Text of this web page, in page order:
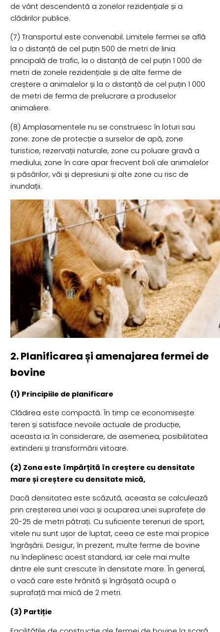
de vânt descendentă a zonelor rezidențiale și a
clădirilor publice.
(7) Transportul este convenabil. Limitele fermei se află
la o distanță de cel puțin 500 de metri de linia
principală de trafic, la o distanță de cel puțin 1 000 de
metri de zonele rezidențiale și de alte ferme de
creștere a animalelor și la o distanță de cel puțin 1 000
de metri de ferma de prelucrare a produselor
animaliere.
(8) Amplasamentele nu se construiesc în loturi sau
zone: zone de protecție a surselor de apă, zone
turistice, rezervații naturale, zone cu poluare gravă a
mediului, zone în care apar frecvent boli ale animalelor
și păsărilor, văi și depresiuni și alte zone cu risc de
inundații.
2. Planificarea și amenajarea fermei de
bovine
(1) Principiile de planificare
Clădirea este compactă. În timp ce economisește
teren și satisface nevoile actuale de producție,
aceasta ia în considerare, de asemenea, posibilitatea
extinderii și transformării viitoare.
(2) Zona este împărțită în creștere cu densitate
mare și creștere cu densitate mică,
Dacă densitatea este scăzută, aceasta se calculează
prin creșterea unei vaci și ocuparea unei suprafețe de
20-25 de metri pătrați. Cu suficiente terenuri de sport,
vitele nu sunt ușor de luptat, ceea ce este mai propice
îngrășării. Desigur, în prezent, multe ferme de bovine
nu îndeplinesc acest standard, iar cele mai multe
dintre ele sunt crescute în densitate mare. În general,
o vacă care este hrănită și îngrășată ocupă o
suprafață mai mică de 2 metri.
(3) Partiție